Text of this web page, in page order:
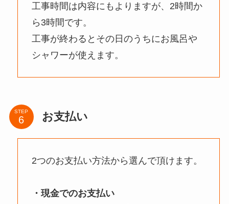
工事時間は内容にもよりますが、2時間か
ら3時間です。
工事が終わるとその日のうちにお風呂や
シャワーが使えます。
STEP お支払い
2つのお支払い方法から選んで頂けます。
・現金でのお支払い